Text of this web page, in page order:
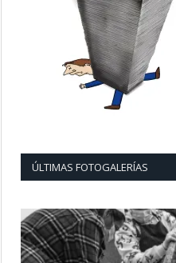
ÚLTIMAS FOTOGALERÍAS